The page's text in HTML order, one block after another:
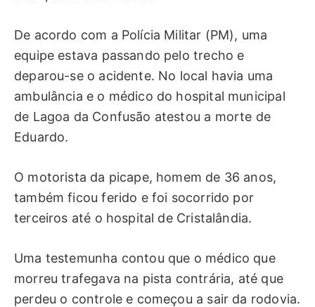
De acordo com a Polícia Militar (PM), uma
equipe estava passando pelo trecho e
deparou-se o acidente. No local havia uma
ambulância e o médico do hospital municipal
de Lagoa da Confusão atestou a morte de
Eduardo.
O motorista da picape, homem de 36 anos,
também ficou ferido e foi socorrido por
terceiros até o hospital de Cristalândia.
Uma testemunha contou que o médico que
morreu trafegava na pista contrária, até que
perdeu o controle e começou a sair da rodovia.